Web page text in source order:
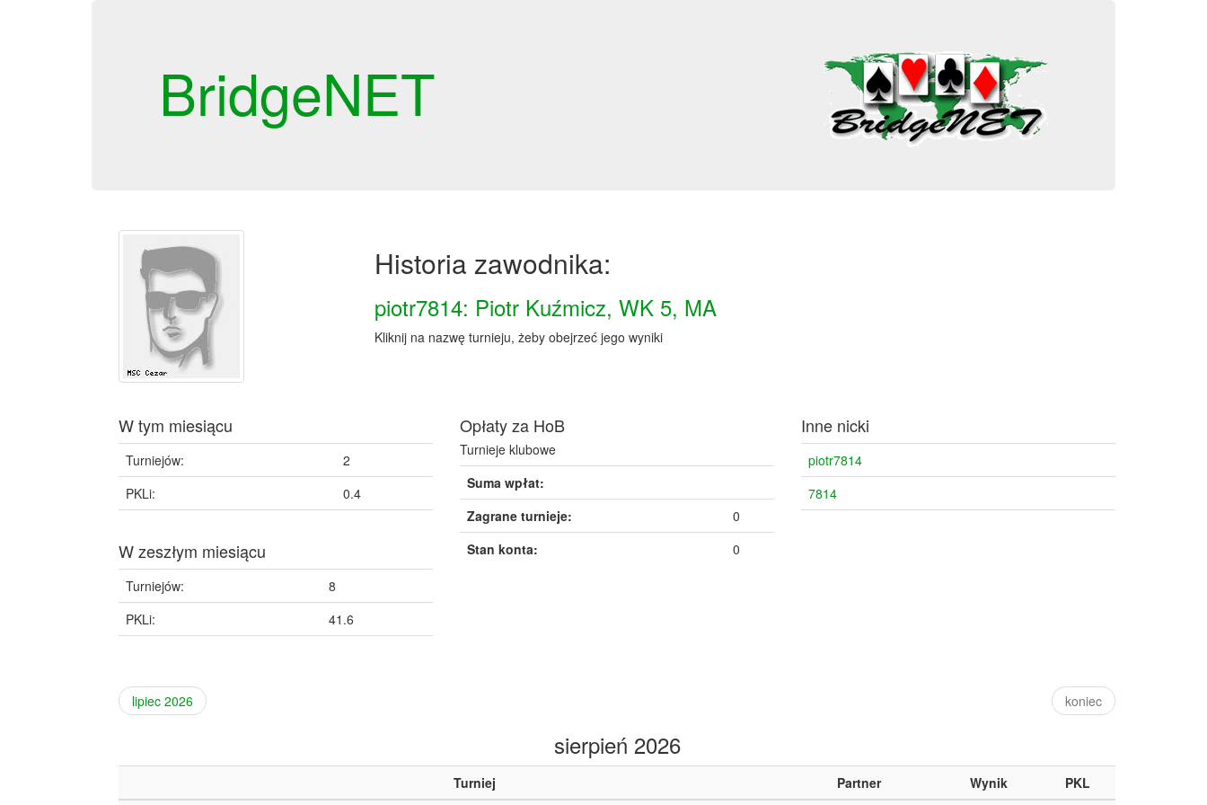
BridgeNET
Historia zawodnika:
piotr7814: Piotr Kuźmicz, WK 5, MA
Kliknij na nazwę turnieju, żeby obejrzeć jego wyniki
W tym miesiącu
Turniejów:
2
PKLi:
0.4
W zeszłym miesiącu
Turniejów:
8
PKLi:
41.6
Opłaty za HoB
Turnieje klubowe
Suma wpłat:
Zagrane turnieje:
0
Stan konta:
0
Inne nicki
piotr7814
7814
koniec
lipiec 2026
sierpień 2026
Turniej Partner Wynik PKL